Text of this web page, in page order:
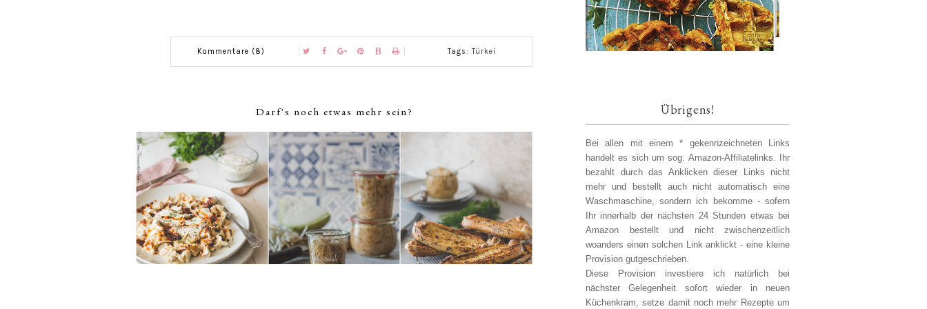
Kommentare (8) Tags:Türkei
Darf's noch etwas mehr sein? Übrigens!
Bei allen mit einem * gekennzeichneten Links
handelt es sich um sog. Amazon-Affiliatelinks. Ihr
bezahlt durch das Anklicken dieser Links nicht
mehr und bestellt auch nicht automatisch eine
Waschmaschine, sondern ich bekomme - sofern
Ihr innerhalb der nächsten 24 Stunden etwas bei
Amazon bestellt und nicht zwischenzeitlich
woanders einen solchen Link anklickt - eine kleine
Provision gutgeschrieben.
Diese Provision investiere ich natürlich bei
nächster Gelegenheit sofort wieder in neuen
Küchenkram, setze damit noch mehr Rezepte um